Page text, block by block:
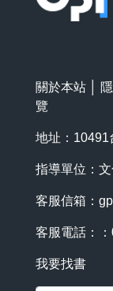
關於本站
覽
地址：10491
指導單位：
客服信箱：
客服電話：
我要找書